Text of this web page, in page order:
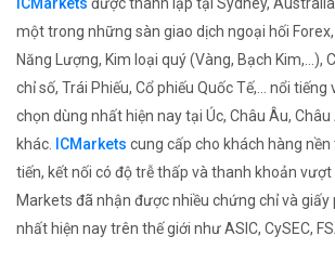
ICMarkets được thành lập tại Sydney,
một trong những sàn giao dịch ngoại hối Forex,
Năng Lượng, Kim loại quý (Vàng, Bạch Kim,...),
chỉ số, Trái Phiếu, Cổ phiếu Quốc Tế,... nổi
chọn dùng nhất hiện nay tại Úc, Châu Âu,
khác. ICMarkets cung cấp cho khách hàng
tiến, kết nối có độ trễ thấp và thanh khoản vượt
Markets đã nhận được nhiều chứng chỉ và
nhất hiện nay trên thế giới như ASIC, CySEC,